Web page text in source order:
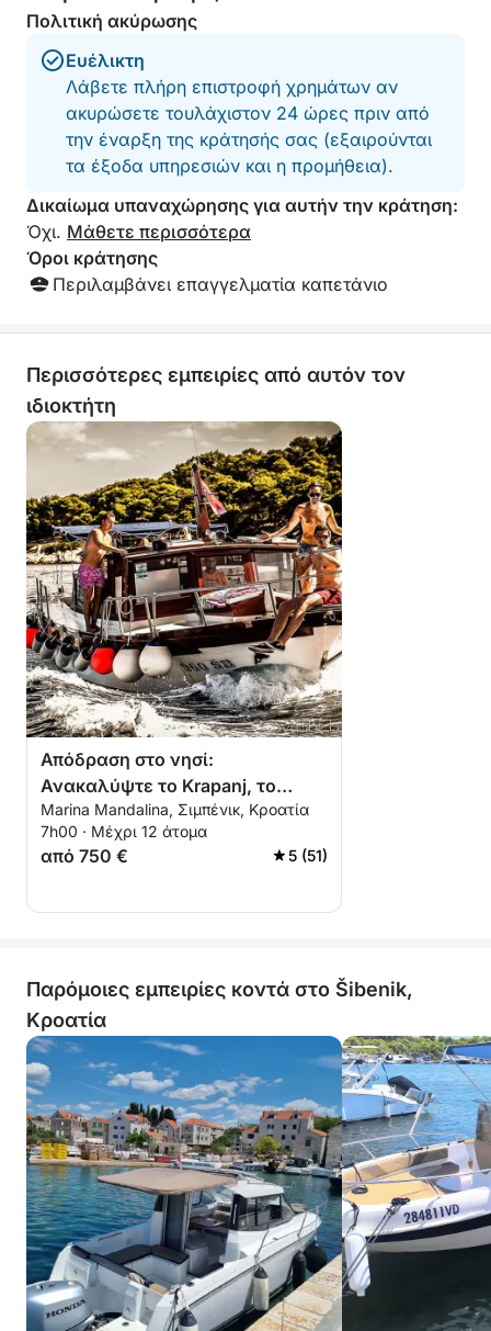
Πολιτική ακύρωσης
Ευέλικτη
Λάβετε πλήρη επιστροφή χρημάτων αν
ακυρώσετε τουλάχιστον 24 ώρες πριν από
την έναρξη της κράτησής σας (εξαιρούνται
τα έξοδα υπηρεσιών και η προμήθεια).
Δικαίωμα υπαναχώρησης για αυτήν την κράτηση:
Όχι. Μάθετε περισσότερα
Όροι κράτησης
Περιλαμβάνει επαγγελματία καπετάνιο
Περισσότερες εμπειρίες από αυτόν τον
ιδιοκτήτη
Απόδραση στο νησί:
Ανακαλύψτε το Krapanj, το
Krbela και τη φυσική ομορφιά
του Zlarin
Marina Mandalina, Σιμπένικ, Κροατία
7h00 · Μέχρι 12 άτομα
από 750 € 5 (51)
Παρόμοιες εμπειρίες κοντά στο Šibenik,
Κροατία